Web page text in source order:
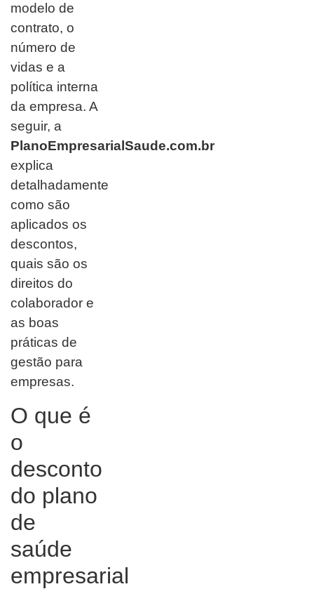
modelo de
contrato, o
número de
vidas e a
política interna
da empresa. A
seguir, a
PlanoEmpresarialSaude.com.br
explica
detalhadamente
como são
aplicados os
descontos,
quais são os
direitos do
colaborador e
as boas
práticas de
gestão para
empresas.
O que é
o
desconto
do plano
de
saúde
empresarial